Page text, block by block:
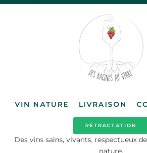
VIN NATURE LIVRAISON
RÉTRACTATION
Des vins sains, vivants, respectueux
nature.